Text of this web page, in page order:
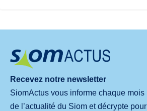
Recevez notre newsletter
SiomActus vous informe chaque mois
de l’actualité du Siom et décrypte pour